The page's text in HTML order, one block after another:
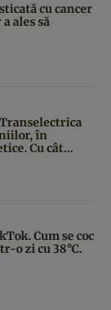
cu cancer
ales să
în
Cu cât...
Cum se coc
o zi cu 38°C.